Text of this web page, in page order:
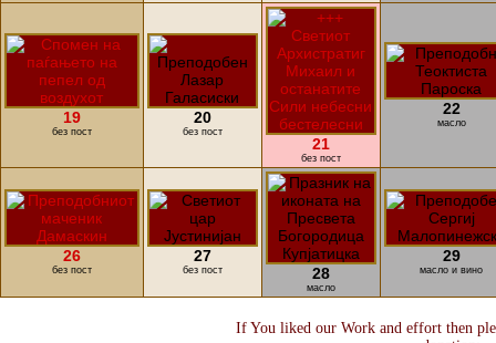
19
без пост
20
без пост
21
без пост
22
масло
26
без пост
27
без пост 28
масло
29
масло и вино
If You liked our Work and effort then